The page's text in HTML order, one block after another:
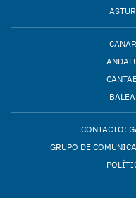
CONTACTO:
GRUPO DE